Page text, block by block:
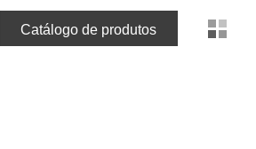
Catálogo de produtos